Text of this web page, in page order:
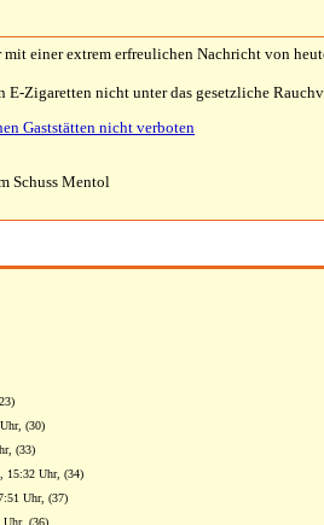
mit einer extrem erfreulichen Nachricht von
Zigaretten nicht unter das gesetzliche
Gaststätten nicht verboten
Schuss Mentol
(30)
(33)
15:32 Uhr, (34)
Uhr, (37)
Uhr, (36)